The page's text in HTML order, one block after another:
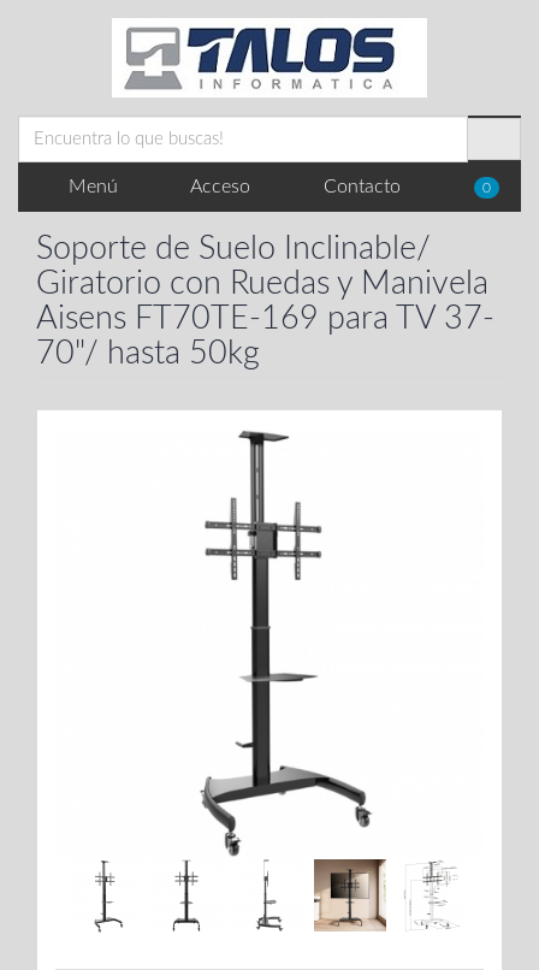
Menú Acceso Contacto 0
Soporte de Suelo Inclinable/
Giratorio con Ruedas y Manivela
Aisens FT70TE-169 para TV 37-
70"/ hasta 50kg